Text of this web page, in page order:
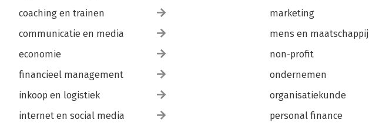
coaching en trainen
communicatie en media
economie
financieel management
inkoop en logistiek
internet en social media
marketing
mens en maatschappij
non-profit
ondernemen
organisatiekunde
personal finance